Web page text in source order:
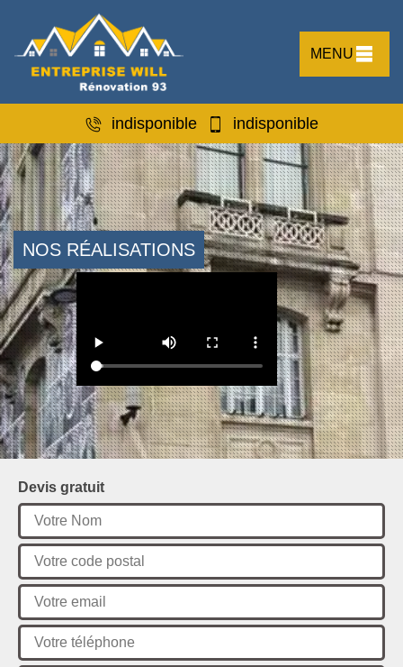
MENU
indisponible indisponible
NOS RÉALISATIONS
Devis gratuit